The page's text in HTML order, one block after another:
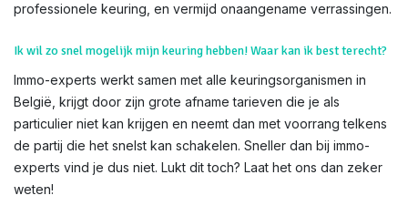
professionele keuring, en vermijd onaangename verrassingen.
Ik wil zo snel mogelijk mijn keuring hebben! Waar kan ik best terecht?
Immo-experts werkt samen met alle keuringsorganismen in
België, krijgt door zijn grote afname tarieven die je als
particulier niet kan krijgen en neemt dan met voorrang telkens
de partij die het snelst kan schakelen. Sneller dan bij immo-
experts vind je dus niet. Lukt dit toch? Laat het ons dan zeker
weten!